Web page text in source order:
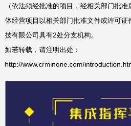
（依法须经批准的项目，经相关部门批
体经营项目以相关部门批准文件或许可
技有限公司具有2处分支机构。
如若转载，请注明出处：
http://www.crminone.com/